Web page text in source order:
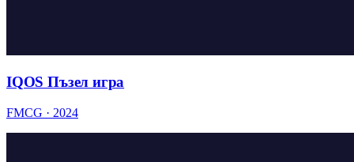
IQOS Пъзел игра
FMCG · 2024